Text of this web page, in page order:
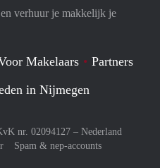
verhuur je makkelijk je
Makelaars
Partners
in Nijmegen
nr. 02094127 – Nederland
Spam & nep-accounts